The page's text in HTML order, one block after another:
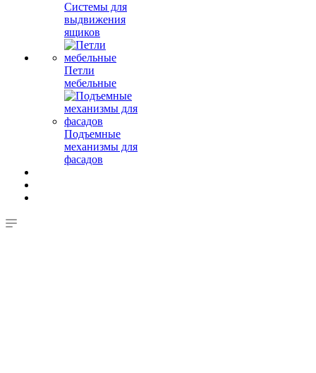
Системы для
выдвижения
ящиков
Петли
мебельные
Подъемные
механизмы для
фасадов